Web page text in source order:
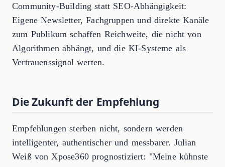
Community-Building statt SEO-Abhängigkeit:
Eigene Newsletter, Fachgruppen und direkte Kanäle
zum Publikum schaffen Reichweite, die nicht von
Algorithmen abhängt, und die KI-Systeme als
Vertrauenssignal werten.
Die Zukunft der Empfehlung
Empfehlungen sterben nicht, sondern werden
intelligenter, authentischer und messbarer. Julian
Weiß von Xpose360 prognostiziert: "Meine kühnste